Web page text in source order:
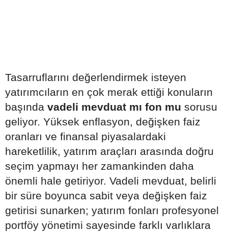
Tasarruflarını değerlendirmek isteyen
yatırımcıların en çok merak ettiği konuların
başında vadeli mevduat mı fon mu sorusu
geliyor. Yüksek enflasyon, değişken faiz
oranları ve finansal piyasalardaki
hareketlilik, yatırım araçları arasında doğru
seçim yapmayı her zamankinden daha
önemli hale getiriyor. Vadeli mevduat, belirli
bir süre boyunca sabit veya değişken faiz
getirisi sunarken; yatırım fonları profesyonel
portföy yönetimi sayesinde farklı varlıklara